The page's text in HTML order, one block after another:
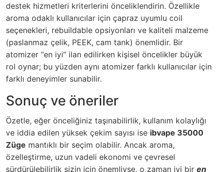
destek hizmetleri kriterlerini önceliklendirin. Özellikle
aroma odaklı kullanıcılar için çapraz uyumlu coil
seçenekleri, rebuildable opsiyonları ve kaliteli malzeme
(paslanmaz çelik, PEEK, cam tank) önemlidir. Bir
atomizer “en iyi” ilan edilirken kişisel öncelikler büyük
rol oynar; bu yüzden aynı atomizer farklı kullanıcılar için
farklı deneyimler sunabilir.
Sonuç ve öneriler
Özetle, eğer önceliğiniz taşınabilirlik, kullanım kolaylığı
ve iddia edilen yüksek çekim sayısı ise ibvape 35000
Züge mantıklı bir seçim olabilir. Ancak aroma,
özelleştirme, uzun vadeli ekonomi ve çevresel
sürdürülebilirlik sizin için önemliyse, o zaman iyi bir en